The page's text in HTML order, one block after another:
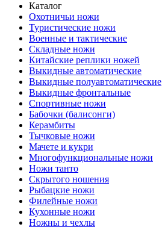
Каталог
Охотничьи ножи
Туристические ножи
Военные и тактические
Складные ножи
Китайские реплики ножей
Выкидные автоматические
Выкидные полуавтоматические
Выкидные фронтальные
Спортивные ножи
Бабочки (балисонги)
Керамбиты
Тычковые ножи
Мачете и кукри
Многофункциональные ножи
Ножи танто
Скрытого ношения
Рыбацкие ножи
Филейные ножи
Кухонные ножи
Ножны и чехлы